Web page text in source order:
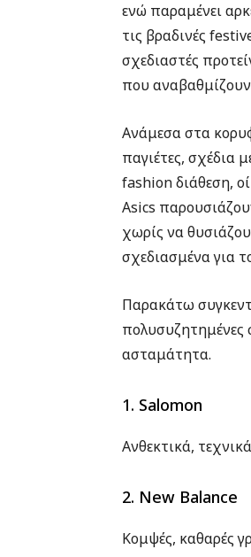
ενώ παραμένει
τις βραδινές
σχεδιαστές
που
Ανάμεσα στα
παγιέτες, σχέδια
fashion διάθεση,
Asics
χωρίς να
σχεδιασμένα για
Παρακάτω
πολυσυζητημένες
ασταμάτητα.
1. Salomon
Ανθεκτικά,
2. New Balance
Κομψές, καθαρές